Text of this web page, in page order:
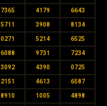
7365 4179 6643
5711 3908 8134
0271 5214 6525
6088 9731 7234
3092 4390 0725
2151 4613 6587
8910 1005 4898